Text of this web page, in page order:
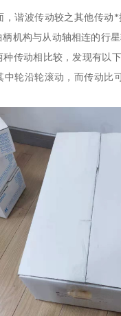
，谐波传动较之其他传动
机构与从动轴相连的行
传动相比较，发现有以
中轮沿轮滚动，而传动比